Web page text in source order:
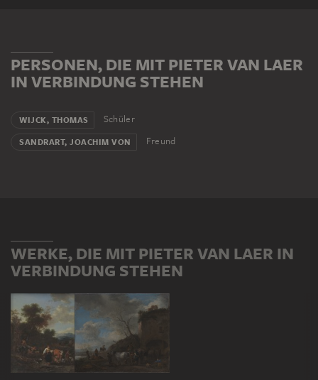
PERSONEN, DIE MIT PIETER VAN LAER
IN VERBINDUNG STEHEN
WIJCK, THOMAS Schüler
SANDRART, JOACHIM VON Freund
WERKE, DIE MIT PIETER VAN LAER IN
VERBINDUNG STEHEN